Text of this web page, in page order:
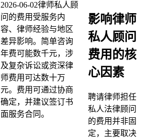
2026-06-02律师私人顾
问的费用受服务内
容、律师经验与地区
差异影响。简单咨询
年费可能数千元，涉
及复杂诉讼或资深律
师费用可达数十万
元。费用可通过协商
确定，并建议签订书
面服务合同。
影响律师
私人顾问
费用的核
心因素
聘请律师担任
私人法律顾问
的费用并非固
定，主要取决